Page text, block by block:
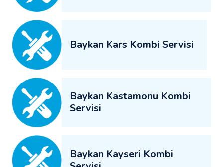
Baykan Kars Kombi Servisi
Baykan Kastamonu Kombi
Servisi
Baykan Kayseri Kombi